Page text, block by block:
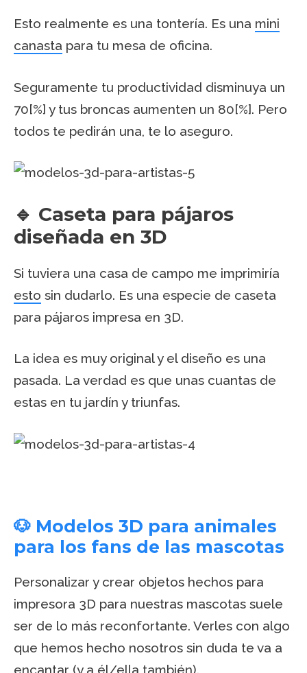
Esto realmente es una tontería. Es una mini
canasta para tu mesa de oficina.
Seguramente tu productividad disminuya un
70[%] y tus broncas aumenten un 80[%]. Pero
todos te pedirán una, te lo aseguro.
🔹 Caseta para pájaros
diseñada en 3D
Si tuviera una casa de campo me imprimiría
esto sin dudarlo. Es una especie de caseta
para pájaros impresa en 3D.
La idea es muy original y el diseño es una
pasada. La verdad es que unas cuantas de
estas en tu jardín y triunfas.
🐶 Modelos 3D para animales
para los fans de las mascotas
Personalizar y crear objetos hechos para
impresora 3D para nuestras mascotas suele
ser de lo más reconfortante. Verles con algo
que hemos hecho nosotros sin duda te va a
encantar (y a él/ella también).